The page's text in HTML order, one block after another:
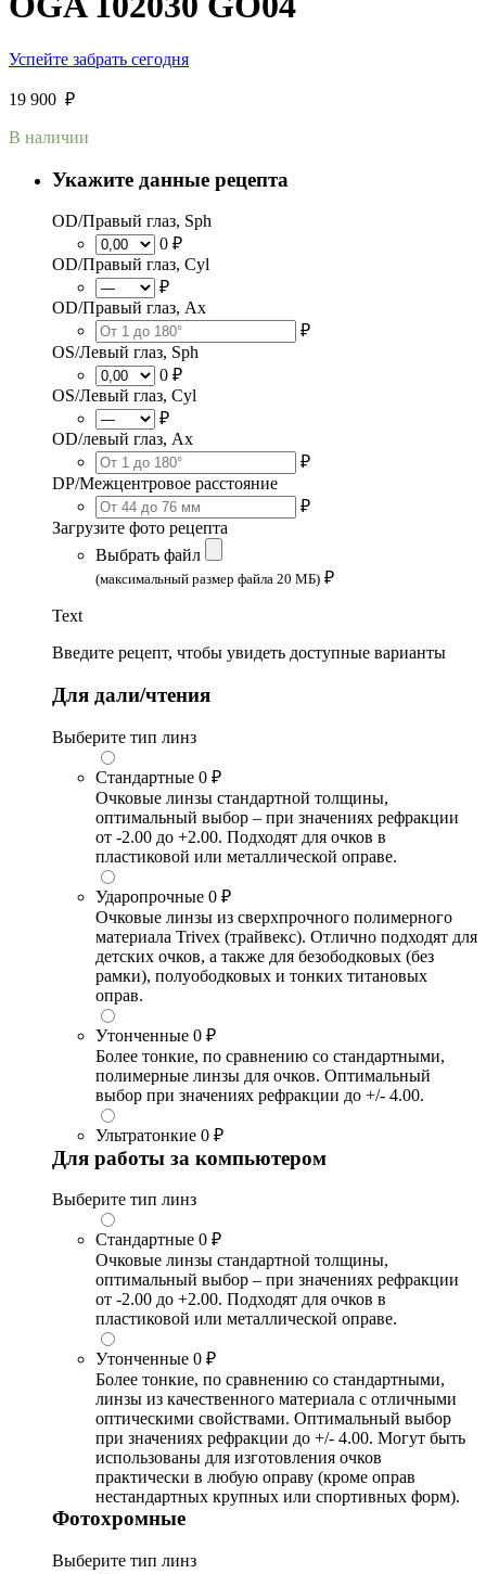
Успейте забрать сегодня
19 900 ₽
В наличии
Укажите данные рецепта
OD/Правый глаз, Sph
0 ₽
OD/Правый глаз, Cyl
₽
OD/Правый глаз, Ax
₽
OS/Левый глаз, Sph
0 ₽
OS/Левый глаз, Cyl
₽
OD/левый глаз, Ax
₽
DP/Межцентровое расстояние
₽
Загрузите фото рецепта
Выбрать файл
(максимальный размер файла 20 МБ) ₽
Text
Введите рецепт, чтобы увидеть доступные варианты
Для дали/чтения
Выберите тип линз
Стандартные 0 ₽
Очковые линзы стандартной толщины,
оптимальный выбор – при значениях рефракции
от -2.00 до +2.00. Подходят для очков в
пластиковой или металлической оправе.
Ударопрочные 0 ₽
Очковые линзы из сверхпрочного полимерного
материала Trivex (трайвекс). Отлично подходят для
детских очков, а также для безободковых (без
рамки), полуободковых и тонких титановых
оправ.
Утонченные 0 ₽
Более тонкие, по сравнению со стандартными,
полимерные линзы для очков. Оптимальный
выбор при значениях рефракции до +/- 4.00.
Ультратонкие 0 ₽
Для работы за компьютером
Выберите тип линз
Стандартные 0 ₽
Очковые линзы стандартной толщины,
оптимальный выбор – при значениях рефракции
от -2.00 до +2.00. Подходят для очков в
пластиковой или металлической оправе.
Утонченные 0 ₽
Более тонкие, по сравнению со стандартными,
линзы из качественного материала с отличными
оптическими свойствами. Оптимальный выбор
при значениях рефракции до +/- 4.00. Могут быть
использованы для изготовления очков
практически в любую оправу (кроме оправ
нестандартных крупных или спортивных форм).
Фотохромные
Выберите тип линз